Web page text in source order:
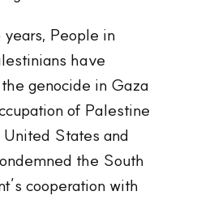
years, People in
have
genocide in Gaza
of Palestine
States and
the South
cooperation with